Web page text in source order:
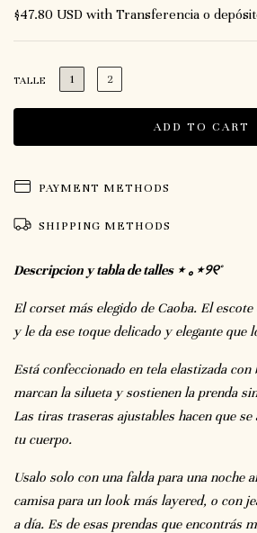
$47.80 USD with Transferencia o
TALLE 1 2
PAYMENT METHODS
SHIPPING METHODS
Descripcion y tabla de talles ⋆ ｡⋆୨୧˚
El corset más elegido de Caoba. El
y le da ese toque delicado y elegante que
Está confeccionado en tela elastizada con
marcan la silueta y sostienen la prenda
Las tiras traseras ajustables hacen que se
tu cuerpo.
Usalo solo con una falda para una noche
camisa para un look más layered, o con
a día. Es de esas prendas que encontrás